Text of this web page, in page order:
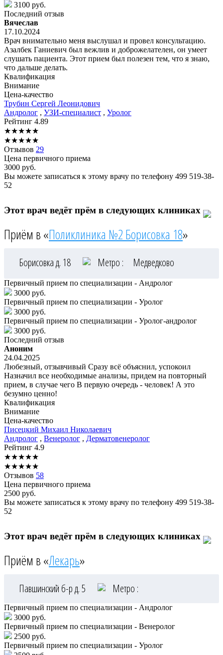
3100 руб.
Последний отзыв
Вячеслав
17.10.2024
Врач внимательно меня выслушал и провел консультацию.
Азалбек Ганиевич был вежлив и доброжелателен, он умеет
слушать пациента. Этот прием был полезен тем, что я знаю,
что дальше делать.
Квалификация
Внимание
Цена-качество
Трубин Сергей Леонидович
Андролог , УЗИ-специалист , Уролог
Рейтинг 4.89
★★★★★
★★★★★
Отзывов 29
Цена первичного приема
3000 руб.
Вы можете записаться к этому врачу по телефону 499 519-38-
52
Этот врач ведёт прём в следующих клиниках
Приём в «Поликлиника №2 Борисовка 18»
Борисовка д. 18 Метро : Медведково
Первичный прием по специализации - Андролог
3000 руб.
Первичный прием по специализации - Уролог
3000 руб.
Первичный прием по специализации - Уролог-андролог
3000 руб.
Последний отзыв
Аноним
24.04.2025
Любезный, отзывчивый Сразу всё объяснил, успокоил
Назначил все необходимые анализы, придем на повторный
прием, в случае чего В первую очередь - человек! А это
безумно ценно!
Квалификация
Внимание
Цена-качество
Писецкий Михаил Николаевич
Андролог , Венеролог , Дерматовенеролог
Рейтинг 4.9
★★★★★
★★★★★
Отзывов 58
Цена первичного приема
2500 руб.
Вы можете записаться к этому врачу по телефону 499 519-38-
52
Этот врач ведёт прём в следующих клиниках
Приём в «Лекарь»
Павшинский б-р д. 5 Метро :
Первичный прием по специализации - Андролог
3000 руб.
Первичный прием по специализации - Венеролог
2500 руб.
Первичный прием по специализации - Уролог